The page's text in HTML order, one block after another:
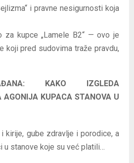
i pravne nesigurnosti koja
za kupce „Lamele B2“ — ovo je
koji pred sudovima traže pravdu,
KAKO IZGLEDA
AGONIJA KUPACA STANOVA U
i kirije, gube zdravlje i porodice, a
u stanove koje su već platili…